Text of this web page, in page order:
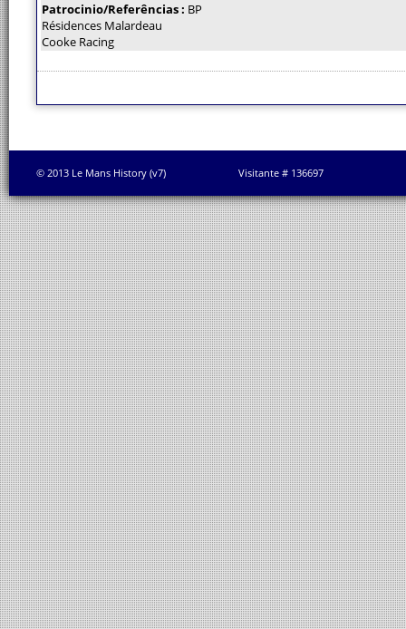
Patrocinio/Referências : BP
Résidences Malardeau
Cooke Racing
© 2013 Le Mans History (v7) Visitante # 136697